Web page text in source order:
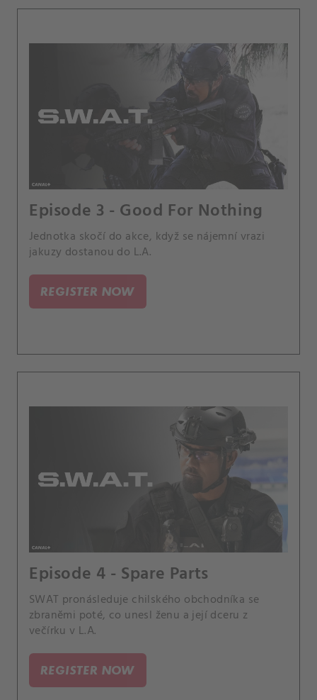
Episode 3 - Good For Nothing
Jednotka skočí do akce, když se nájemní vrazi
jakuzy dostanou do L.A.
REGISTER NOW
Episode 4 - Spare Parts
SWAT pronásleduje chilského obchodníka se
zbraněmi poté, co unesl ženu a její dceru z
večírku v L.A.
REGISTER NOW